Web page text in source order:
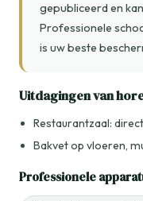
gepubliceerd en
Professionele
is uw beste
Uitdagingen van
Restaurantzaal:
Bakvet op vloeren,
Professionele